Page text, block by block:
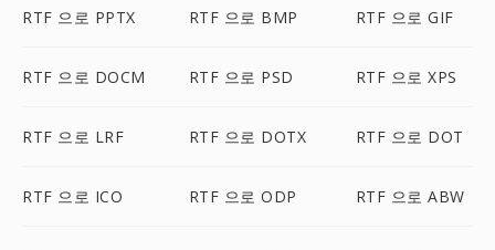
RTF 으로 PPTX RTF 으로 BMP RTF 으로 GIF
RTF 으로 DOCM RTF 으로 PSD RTF 으로 XPS
RTF 으로 LRF RTF 으로 DOTX RTF 으로 DOT
RTF 으로 ICO RTF 으로 ODP RTF 으로 ABW